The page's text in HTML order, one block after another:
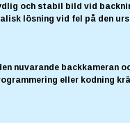
och stabil bild vid
lösning vid fel på den
nuvarande backkameran
eller kodning